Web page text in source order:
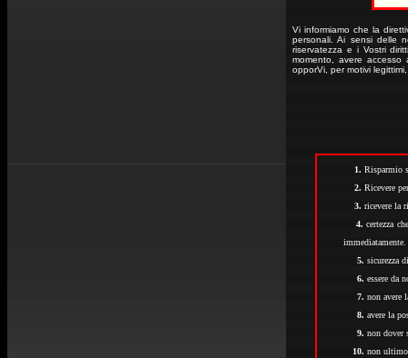
Vi informiamo che la
personali. Ai sensi delle
riservatezza e i Vostri
momento, avere accesso
opporVi, per motivi
1. Risparmio
2. Ricevere
3. ricevere la
4. certezza
immediatamente.
5. sicurezza
6. essere da
7. non avere
8. avere la
9. non dover
10. non